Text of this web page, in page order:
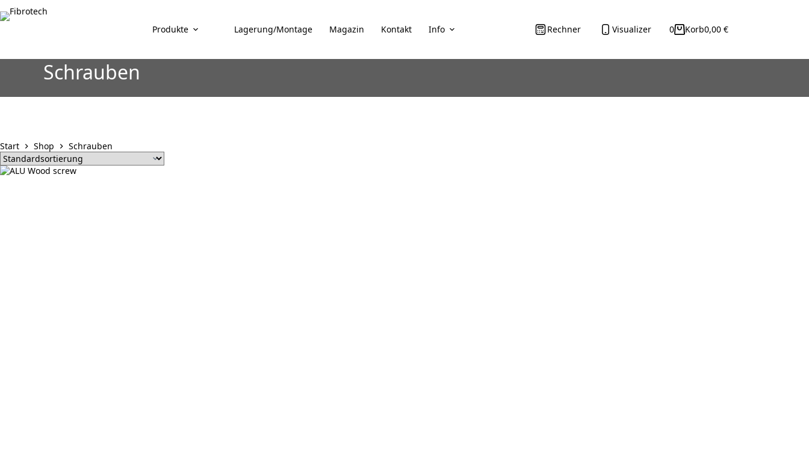
Inhalt
Produkte Lagerung/Montage Magazin Kontakt Info Rechner Visualizer Korb0,00 €
0
Schrauben
Start Shop Schrauben